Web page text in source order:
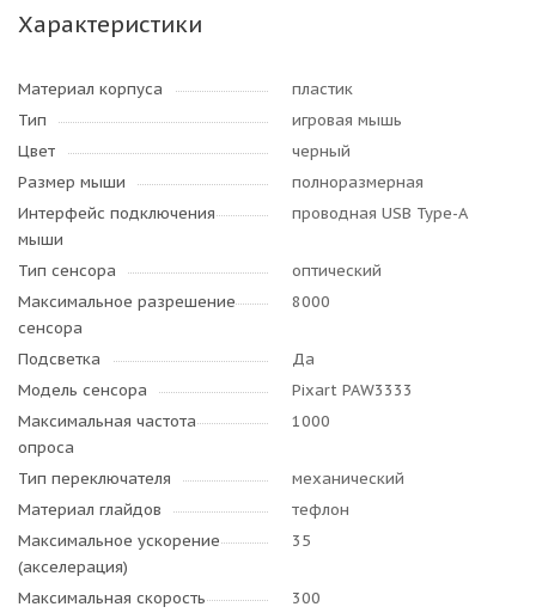
Характеристики
Материал корпуса
пластик
Тип
игровая мышь
Цвет
черный
Размер мыши
полноразмерная
Интерфейс подключения
мыши
проводная USB Type-A
Тип сенсора
оптический
Максимальное разрешение
сенсора
8000
Подсветка
Да
Модель сенсора
Pixart PAW3333
Максимальная частота
опроса
1000
Тип переключателя
механический
Материал глайдов
тефлон
Максимальное ускорение
(акселерация)
35
Максимальная скорость
300